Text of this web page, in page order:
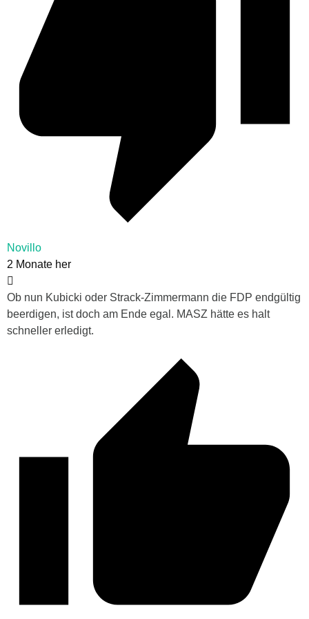
Novillo
2 Monate her
Ob nun Kubicki oder Strack-Zimmermann die FDP endgültig
beerdigen, ist doch am Ende egal. MASZ hätte es halt
schneller erledigt.